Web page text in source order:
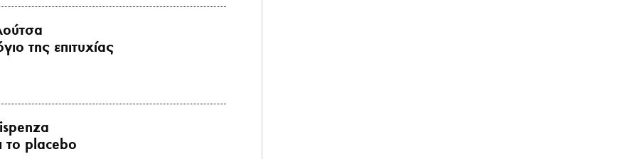
της επιτυχίας
το placebo